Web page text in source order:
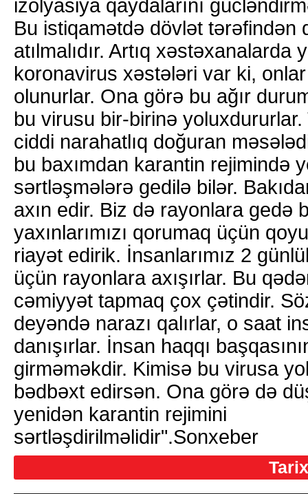
izolyasiya qaydalarını
Bu istiqamətdə dövlət tərəfindən
atılmalıdır. Artıq xəstəxanalarda
koronavirus xəstələri var ki,
olunurlar. Ona görə bu ağır
bu virusu bir-birinə
ciddi narahatlıq doğuran
bu baxımdan karantin rejimində
sərtləşmələrə gedilə bilər.
axın edir. Biz də rayonlara gedə
yaxınlarımızı qorumaq üçün
riayət edirik. İnsanlarımız 2
üçün rayonlara axışırlar. Bu
cəmiyyət tapmaq çox çətindir.
deyəndə narazı qalırlar, o saat
danışırlar. İnsan haqqı
girməməkdir. Kimisə bu virusa
bədbəxt edirsən. Ona görə də
yenidən karantin rejimini
sərtləşdirilməlidir".Sonxeber